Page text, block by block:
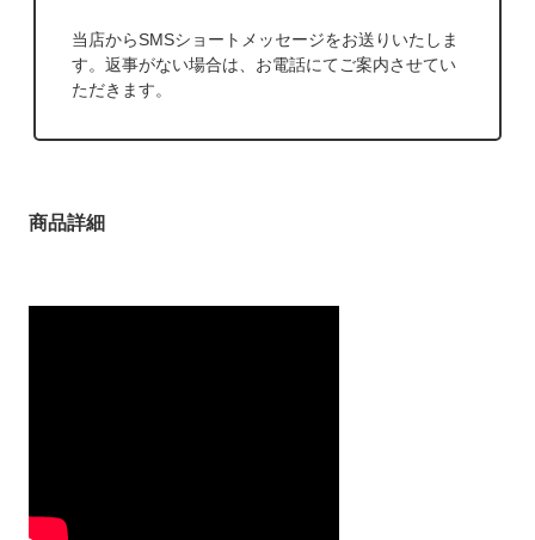
当店からSMSショートメッセージをお送りいたしま
す。返事がない場合は、お電話にてご案内させてい
ただきます。
商品詳細